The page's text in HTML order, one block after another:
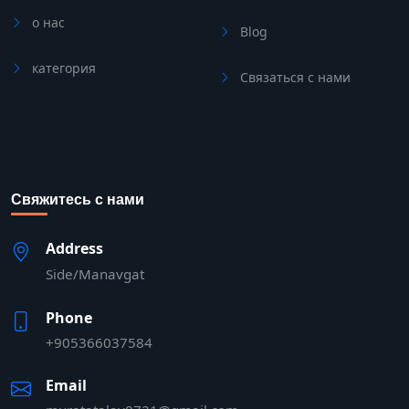
о нас
категория
Blog
Связаться с нами
Свяжитесь с нами
Address
Side/Manavgat
Phone
+905366037584
Email